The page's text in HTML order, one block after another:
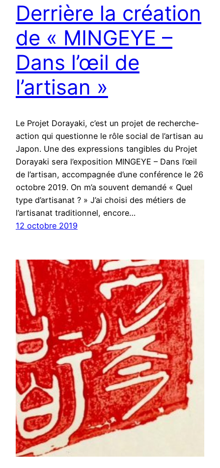
Derrière la création
de « MINGEYE –
Dans l’œil de
l’artisan »
Le Projet Dorayaki, c’est un projet de recherche-
action qui questionne le rôle social de l’artisan au
Japon. Une des expressions tangibles du Projet
Dorayaki sera l’exposition MINGEYE – Dans l’œil
de l’artisan, accompagnée d’une conférence le 26
octobre 2019. On m’a souvent demandé « Quel
type d’artisanat ? » J’ai choisi des métiers de
l’artisanat traditionnel, encore…
12 octobre 2019